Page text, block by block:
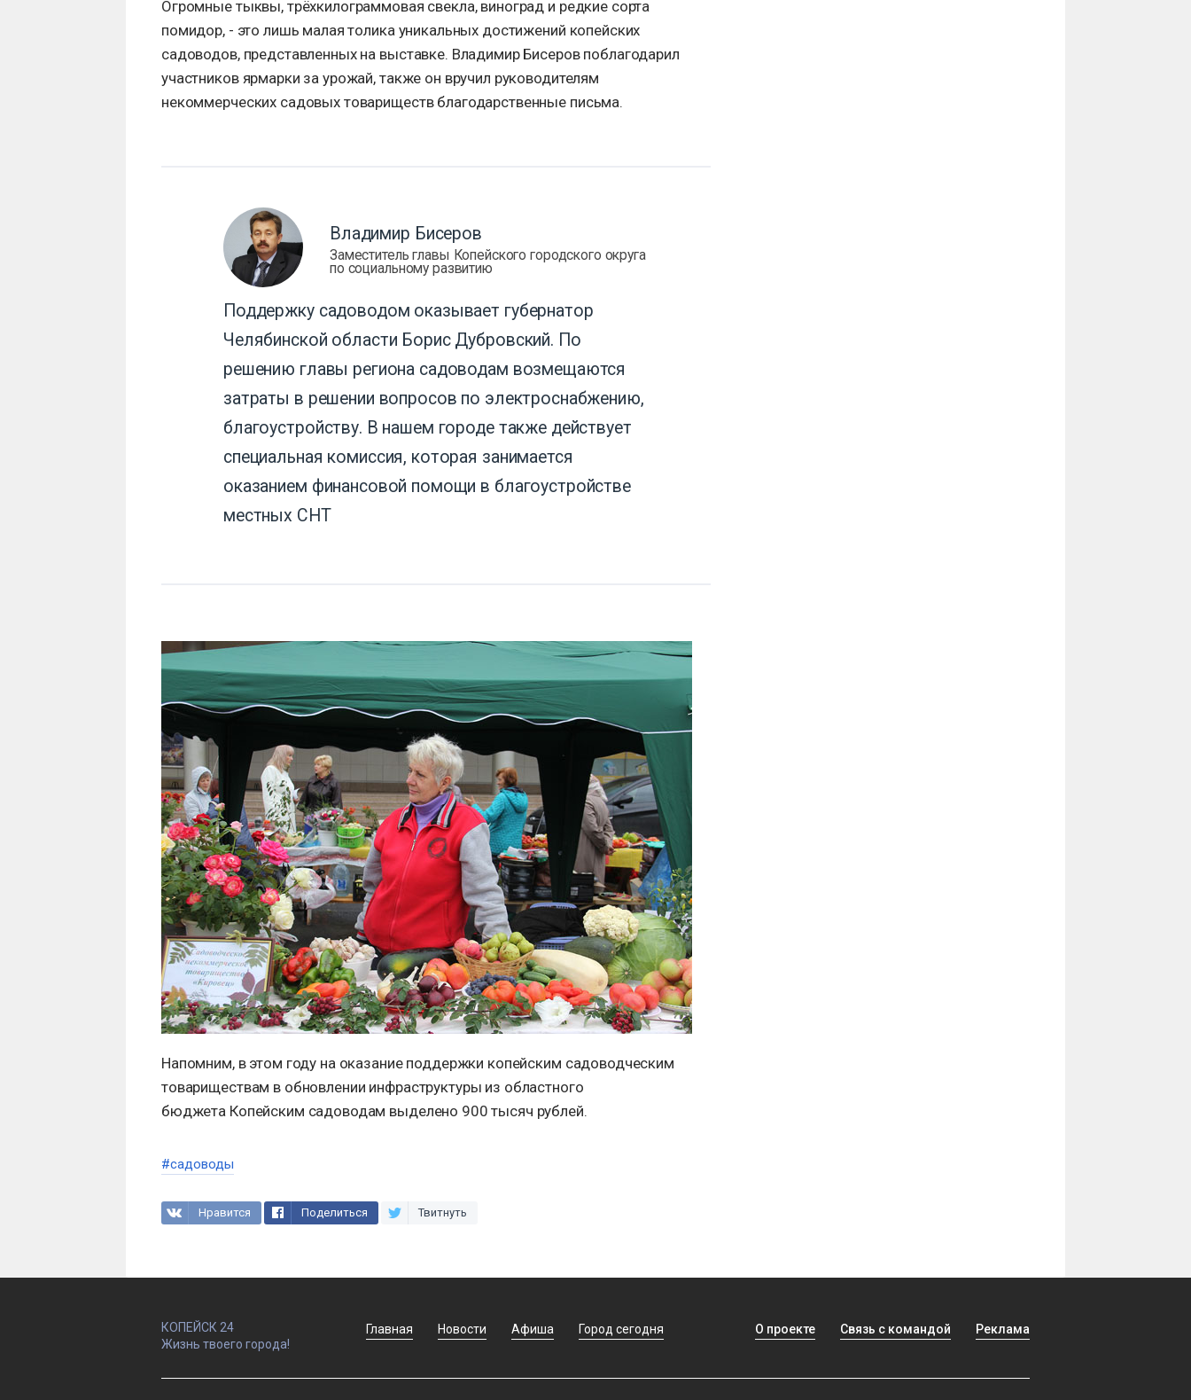
Огромные тыквы, трёхкилограммовая свекла, виноград и редкие сорта
помидор, - это лишь малая толика уникальных достижений копейских
садоводов, представленных на выставке. Владимир Бисеров поблагодарил
участников ярмарки за урожай, также он вручил руководителям
некоммерческих садовых товариществ благодарственные письма.
Владимир Бисеров
Заместитель главы Копейского городского округа
по социальному развитию
Поддержку садоводом оказывает губернатор
Челябинской области Борис Дубровский. По
решению главы региона садоводам возмещаются
затраты в решении вопросов по электроснабжению,
благоустройству. В нашем городе также действует
специальная комиссия, которая занимается
оказанием финансовой помощи в благоустройстве
местных СНТ
Напомним, в этом году на оказание поддержки копейским садоводческим
товариществам в обновлении инфраструктуры из областного
бюджета Копейским садоводам выделено 900 тысяч рублей.
#садоводы
Нравится Поделиться Твитнуть
О проекте Связь с командой Реклама
КОПЕЙСК 24
Жизнь твоего города!
Главная Новости Афиша Город сегодня